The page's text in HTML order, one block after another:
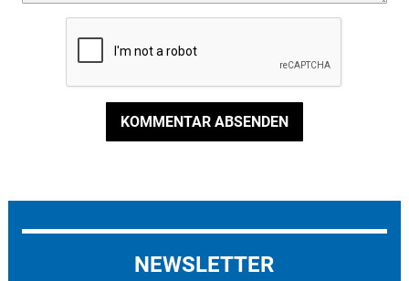
KOMMENTAR ABSENDEN
NEWSLETTER